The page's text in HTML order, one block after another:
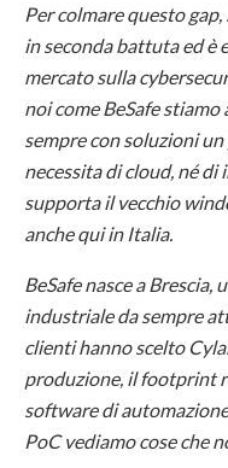
Per colmare questo
in seconda battuta ed è
mercato sulla
noi come BeSafe
sempre con soluzioni
necessita di cloud, né
supporta il vecchio
anche qui in Italia.
BeSafe nasce a
industriale da sempre
clienti hanno scelto
produzione, il footprint
software di
PoC vediamo cose che